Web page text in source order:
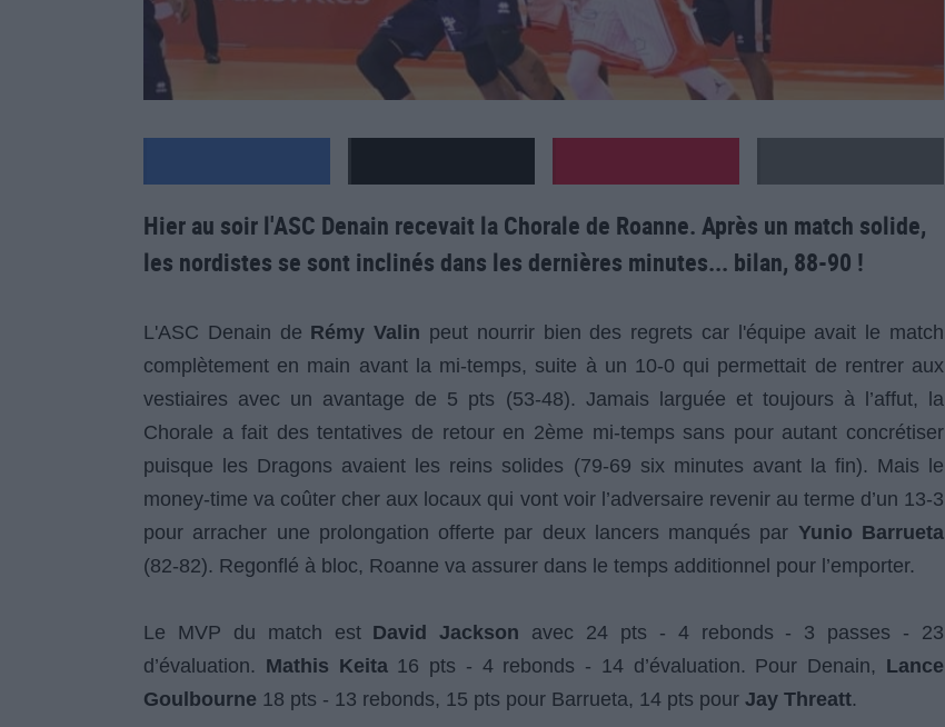
Hier au soir l'ASC Denain recevait la Chorale de Roanne. Après un match solide,
les nordistes se sont inclinés dans les dernières minutes... bilan, 88-90 !
L'ASC Denain de Rémy Valin peut nourrir bien des regrets car l'équipe avait le match
complètement en main avant la mi-temps, suite à un 10-0 qui permettait de rentrer aux
vestiaires avec un avantage de 5 pts (53-48). Jamais larguée et toujours à l’affut, la
Chorale a fait des tentatives de retour en 2ème mi-temps sans pour autant concrétiser
puisque les Dragons avaient les reins solides (79-69 six minutes avant la fin). Mais le
money-time va coûter cher aux locaux qui vont voir l’adversaire revenir au terme d’un 13-3
pour arracher une prolongation offerte par deux lancers manqués par Yunio Barrueta
(82-82). Regonflé à bloc, Roanne va assurer dans le temps additionnel pour l’emporter.
Le MVP du match est David Jackson avec 24 pts - 4 rebonds - 3 passes - 23
d’évaluation. Mathis Keita16 pts - 4 rebonds - 14 d’évaluation. Pour Denain, Lance
Goulbourne 18 pts - 13 rebonds, 15 pts pour Barrueta, 14 pts pour Jay Threatt.